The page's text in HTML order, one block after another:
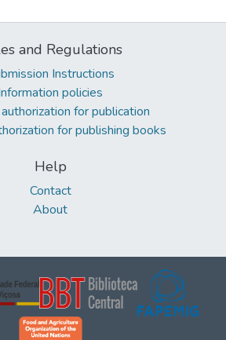
and Regulations
Instructions
policies
for publication
for publishing books
Help
Contact
About